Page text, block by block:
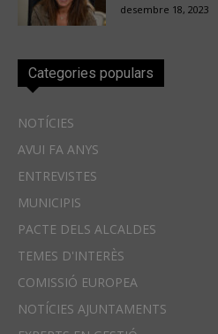
desembre 18, 2023
Categories populars
NOTÍCIES
AVUI FA ANYS
ENTREVISTES
MUNICIPIS
PACTE DELS ALCALDES
TEMES D'INTERÈS
COMISSIÓ EUROPEA
NOTÍCIES AJUNTAMENTS